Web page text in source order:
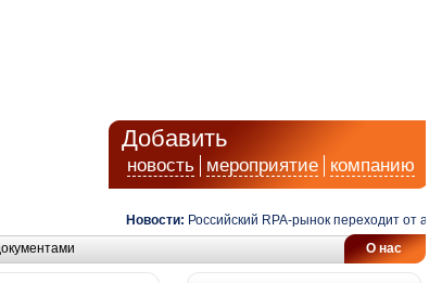
Добавить
новость мероприятие компанию
Новости: Российский RPA-рынок переходит от
О нас